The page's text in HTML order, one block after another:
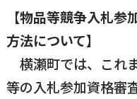
【物品等競争入札参
方法について】
横瀬町では、これ
等の入札参加資格審